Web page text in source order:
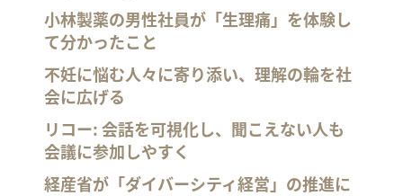
小林製薬の男性社員が「生理痛」を体験し
て分かったこと
不妊に悩む人々に寄り添い、理解の輪を社
会に広げる
リコー: 会話を可視化し、聞こえない人も
会議に参加しやすく
経産省が「ダイバーシティ経営」の推進に